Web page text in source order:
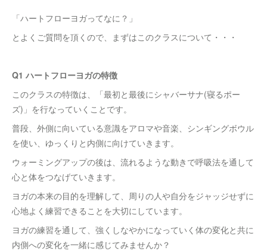
「ハートフローヨガってなに？」
とよくご質問を頂くので、まずはこのクラスについて・・・
Q1 ハートフローヨガの特徴
このクラスの特徴は、「最初と最後にシャバーサナ(寝るポー
ズ)」を行なっていくことです。
普段、外側に向いている意識をアロマや音楽、シンギングボウル
を使い、ゆっくりと内側に向けていきます。
ウォーミングアップの後は、流れるような動きで呼吸法を通して
心と体をつなげていきます。
ヨガの本来の目的を理解して、周りの人や自分をジャッジせずに
心地よく練習できることを大切にしています。
ヨガの練習を通して、強くしなやかになっていく体の変化と共に
内側への変化を一緒に感じてみませんか？